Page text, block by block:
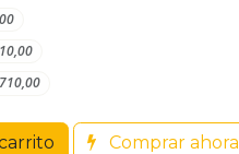
Comprar ahora